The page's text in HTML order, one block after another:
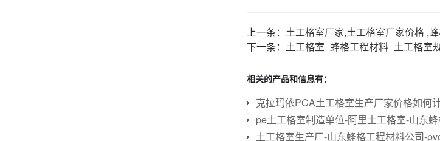
上一条： 土工格室厂家,土工格室厂家价格 ,
下一条： 土工格室_蜂格工程材料_土工格室
相关的产品和信息有：